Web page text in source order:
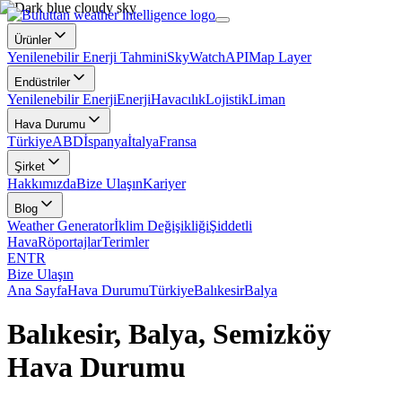
Ürünler
Yenilenebilir Enerji TahminiSkyWatchAPIMap Layer
Endüstriler
Yenilenebilir EnerjiEnerjiHavacılıkLojistikLiman
Hava Durumu
TürkiyeABDİspanyaİtalyaFransa
Şirket
HakkımızdaBize UlaşınKariyer
Blog
Weather Generatorİklim DeğişikliğiŞiddetli
HavaRöportajlarTerimler
ENTR
Bize Ulaşın
Ana SayfaHava DurumuTürkiyeBalıkesirBalya
Balıkesir, Balya, Semizköy
Hava Durumu